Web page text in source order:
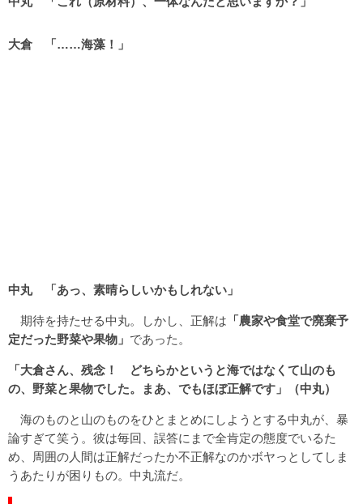
大倉 「……海藻！」
中丸 「あっ、素晴らしいかもしれない」
期待を持たせる中丸。しかし、正解は 「農家や食堂で廃棄予
定だった野菜や果物」 であった。
「大倉さん、残念！ どちらかというと海ではなくて山のも
の、野菜と果物でした。まあ、でもほぼ正解です」（中丸）
海のものと山のものをひとまとめにしようとする中丸が、暴
論すぎて笑う。彼は毎回、誤答にまで全肯定の態度でいるた
め、周囲の人間は正解だったか不正解なのかボヤっとしてしま
うあたりが困りもの。中丸流だ。